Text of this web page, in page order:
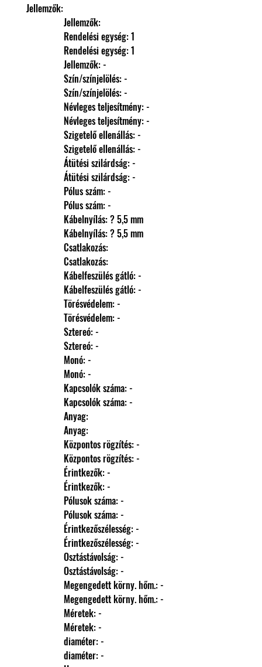
Jellemzők:
                Jellemzők:
                Rendelési egység: 1
                Rendelési egység: 1
                Jellemzők: -
                Szín/színjelölés: -
                Szín/színjelölés: -
                Névleges teljesítmény: -
                Névleges teljesítmény: -
                Szigetelő ellenállás: -
                Szigetelő ellenállás: -
                Átütési szilárdság: -
                Átütési szilárdság: -
                Pólus szám: -
                Pólus szám: -
                Kábelnyílás: ? 5,5 mm
                Kábelnyílás: ? 5,5 mm
                Csatlakozás:
                Csatlakozás:
                Kábelfeszülés gátló: -
                Kábelfeszülés gátló: -
                Törésvédelem: -
                Törésvédelem: -
                Sztereó: -
                Sztereó: -
                Monó: -
                Monó: -
                Kapcsolók száma: -
                Kapcsolók száma: -
                Anyag:
                Anyag:
                Központos rögzítés: -
                Központos rögzítés: -
                Érintkezők: -
                Érintkezők: -
                Pólusok száma: -
                Pólusok száma: -
                Érintkezőszélesség: -
                Érintkezőszélesség: -
                Osztástávolság: -
                Osztástávolság: -
                Megengedett körny. hőm.: -
                Megengedett körny. hőm.: -
                Méretek: -
                Méretek: -
                diaméter: -
                diaméter: -